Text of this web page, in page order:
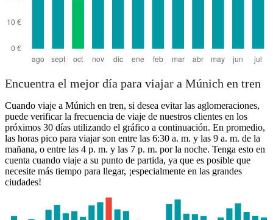
Encuentra el mejor día para viajar a Múnich en tren
Cuando viaje a Múnich en tren, si desea evitar las aglomeraciones,
puede verificar la frecuencia de viaje de nuestros clientes en los
próximos 30 días utilizando el gráfico a continuación. En promedio,
las horas pico para viajar son entre las 6:30 a. m. y las 9 a. m. de la
mañana, o entre las 4 p. m. y las 7 p. m. por la noche. Tenga esto en
cuenta cuando viaje a su punto de partida, ya que es posible que
necesite más tiempo para llegar, ¡especialmente en las grandes
ciudades!